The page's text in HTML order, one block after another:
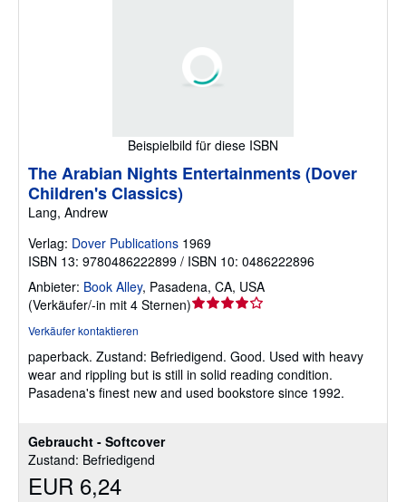
Beispielbild für diese ISBN
Gebraucht - Softcover
Zustand: Befriedigend
EUR 6,24
The Arabian Nights Entertainments (Dover
Children's Classics)
Lang, Andrew
Verlag: Dover Publications 1969
ISBN 13: 9780486222899 / ISBN 10: 0486222896
Anbieter: Book Alley, Pasadena, CA, USA
(Verkäufer/-in mit 4 Sternen)Verkäuferbewertung
5
Sternen
Verkäufer kontaktieren
paperback. Zustand: Befriedigend. Good. Used with heavy
wear and rippling but is still in solid reading condition.
Pasadena's finest new and used bookstore since 1992.